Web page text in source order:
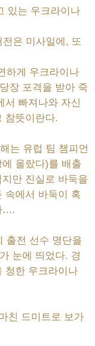
있는 우크라이나
은 미사일에, 또
하게 우크라이나
장 포격을 받아 죽
서 빠져나와 자신
참뜻이란다.
는 유럽 팀 챔피언
올랐다)를 배출
만 진실로 바둑을
속에서 바둑이 혹
….
출전 선수 명단을
눈에 띄었다. 경
청한 우크라이나
친 드미트로 보가